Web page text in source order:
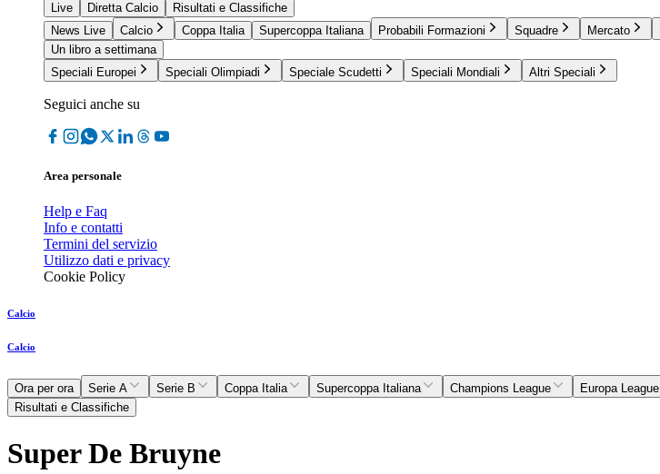
Live
Diretta Calcio
Risultati e Classifiche
News Live
Calcio Coppa Italia Supercoppa Italiana Probabili Formazioni Squadre Mercato
Un libro a settimana
Speciali Europei
Speciali Olimpiadi Speciale Scudetti Speciali Mondiali Altri Speciali
Seguici anche su
Area personale
Help e Faq
Info e contatti
Termini del servizio
Utilizzo dati e privacy
Cookie Policy
Calcio
Calcio
Ora per ora Serie A Serie B Coppa Italia Supercoppa Italiana Champions League Europa League
Risultati e Classifiche
Super De Bruyne